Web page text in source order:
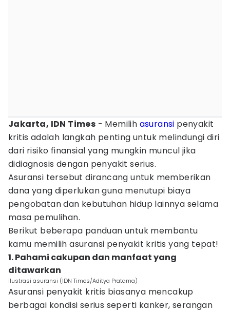
Jakarta, IDN Times - Memilih asuransi penyakit
kritis adalah langkah penting untuk melindungi diri
dari risiko finansial yang mungkin muncul jika
didiagnosis dengan penyakit serius.
Asuransi tersebut dirancang untuk memberikan
dana yang diperlukan guna menutupi biaya
pengobatan dan kebutuhan hidup lainnya selama
masa pemulihan.
Berikut beberapa panduan untuk membantu
kamu memilih asuransi penyakit kritis yang tepat!
1. Pahami cakupan dan manfaat yang
ditawarkan
ilustrasi asuransi (IDN Times/Aditya Pratama)
Asuransi penyakit kritis biasanya mencakup
berbagai kondisi serius seperti kanker, serangan